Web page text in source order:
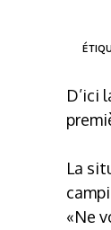
D’ici
La
«Ne